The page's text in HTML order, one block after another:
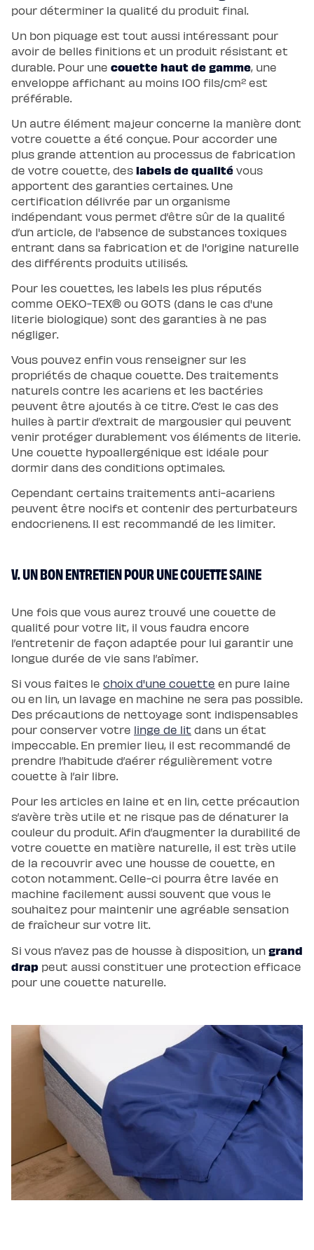
pour déterminer la qualité du produit final.
Un bon piquage est tout aussi intéressant pour
avoir de belles finitions et un produit résistant et
durable. Pour une couette haut de gamme, une
enveloppe affichant au moins 100 fils/cm² est
préférable.
Un autre élément majeur concerne la manière dont
votre couette a été conçue. Pour accorder une
plus grande attention au processus de fabrication
de votre couette, des labels de qualité vous
apportent des garanties certaines. Une
certification délivrée par un organisme
indépendant vous permet d’être sûr de la qualité
d’un article, de l'absence de substances toxiques
entrant dans sa fabrication et de l'origine naturelle
des différents produits utilisés.
Pour les couettes, les labels les plus réputés
comme OEKO-TEX® ou GOTS (dans le cas d'une
literie biologique) sont des garanties à ne pas
négliger.
Vous pouvez enfin vous renseigner sur les
propriétés de chaque couette. Des traitements
naturels contre les acariens et les bactéries
peuvent être ajoutés à ce titre. C’est le cas des
huiles à partir d’extrait de margousier qui peuvent
venir protéger durablement vos éléments de literie.
Une couette hypoallergénique est idéale pour
dormir dans des conditions optimales.
Cependant certains traitements anti-acariens
peuvent être nocifs et contenir des perturbateurs
endocrienens. Il est recommandé de les limiter.
V. UN BON ENTRETIEN POUR UNE COUETTE SAINE
Une fois que vous aurez trouvé une couette de
qualité pour votre lit, il vous faudra encore
l’entretenir de façon adaptée pour lui garantir une
longue durée de vie sans l’abîmer.
Si vous faites le choix d'une couette en pure laine
ou en lin, un lavage en machine ne sera pas possible.
Des précautions de nettoyage sont indispensables
pour conserver votre linge de lit dans un état
impeccable. En premier lieu, il est recommandé de
prendre l’habitude d’aérer régulièrement votre
couette à l’air libre.
Pour les articles en laine et en lin, cette précaution
s’avère très utile et ne risque pas de dénaturer la
couleur du produit. Afin d’augmenter la durabilité de
votre couette en matière naturelle, il est très utile
de la recouvrir avec une housse de couette, en
coton notamment. Celle-ci pourra être lavée en
machine facilement aussi souvent que vous le
souhaitez pour maintenir une agréable sensation
de fraîcheur sur votre lit.
Si vous n’avez pas de housse à disposition, un grand
drap peut aussi constituer une protection efficace
pour une couette naturelle.